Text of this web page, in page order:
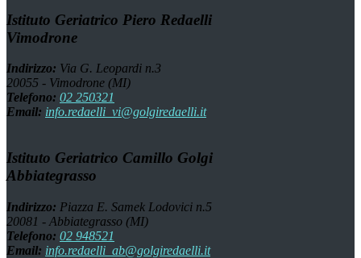
Istituto Geriatrico Piero Redaelli
Vimodrone
Indirizzo: Via G. Leopardi n.3
20055 - Vimodrone (MI)
Telefono: 02 250321
Email: info.redaelli_vi@golgiredaelli.it
Istituto Geriatrico Camillo Golgi
Abbiategrasso
Indirizzo: Piazza E. Samek Lodovici n.5
20081 - Abbiategrasso (MI)
Telefono: 02 948521
Email: info.redaelli_ab@golgiredaelli.it